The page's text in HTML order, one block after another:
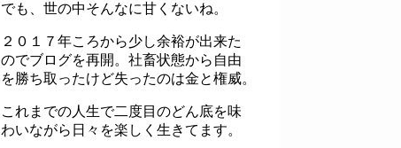
でも、世の中そんなに甘くないね。
２０１７年ころから少し余裕が出来た
のでブログを再開。社畜状態から自由
を勝ち取ったけど失ったのは金と権威。
これまでの人生で二度目のどん底を味
わいながら日々を楽しく生きてます。